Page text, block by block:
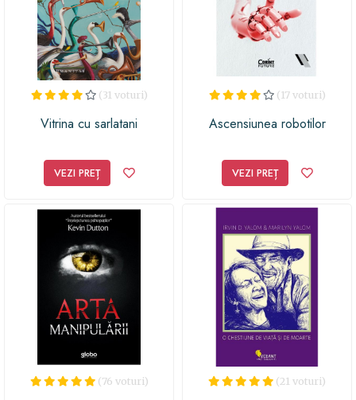
(31 voturi)
Vitrina cu sarlatani
VEZI PREȚ
(17 voturi)
Ascensiunea robotilor
VEZI PREȚ
(76 voturi) (21 voturi)